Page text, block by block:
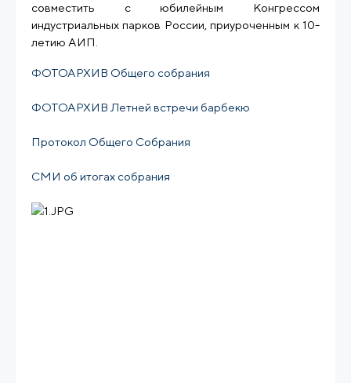
совместить с юбилейным Конгрессом
индустриальных парков России, приуроченным к 10-
летию АИП.
ФОТОАРХИВ Общего собрания
ФОТОАРХИВ Летней встречи барбекю
Протокол Общего Собрания
СМИ об итогах собрания